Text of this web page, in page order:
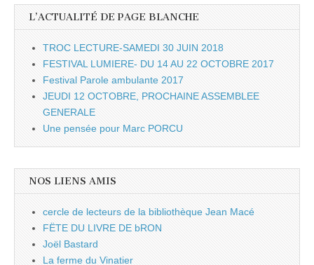
L’ACTUALITÉ DE PAGE BLANCHE
TROC LECTURE-SAMEDI 30 JUIN 2018
FESTIVAL LUMIERE- DU 14 AU 22 OCTOBRE 2017
Festival Parole ambulante 2017
JEUDI 12 OCTOBRE, PROCHAINE ASSEMBLEE
GENERALE
Une pensée pour Marc PORCU
NOS LIENS AMIS
cercle de lecteurs de la bibliothèque Jean Macé
FËTE DU LIVRE DE bRON
Joël Bastard
La ferme du Vinatier